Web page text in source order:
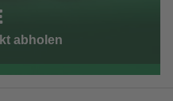
abholen